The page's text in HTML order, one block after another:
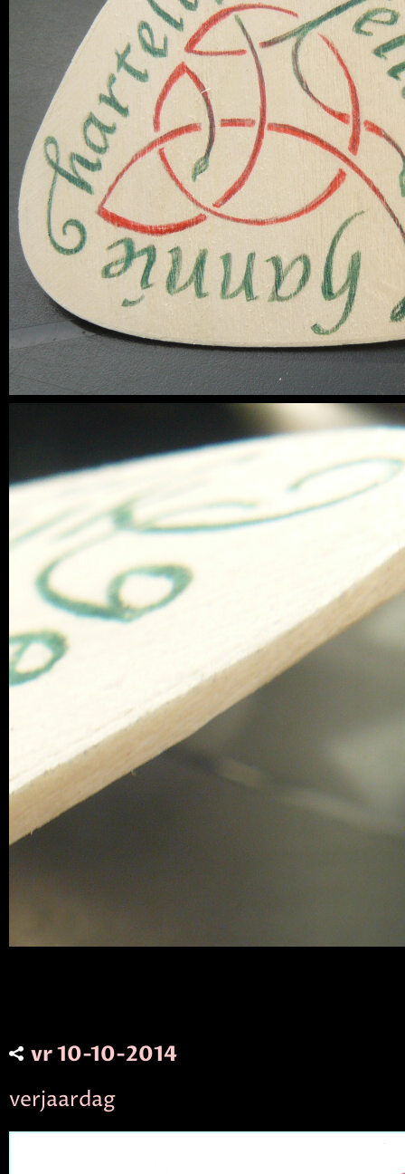
vr 10-10-2014
verjaardag